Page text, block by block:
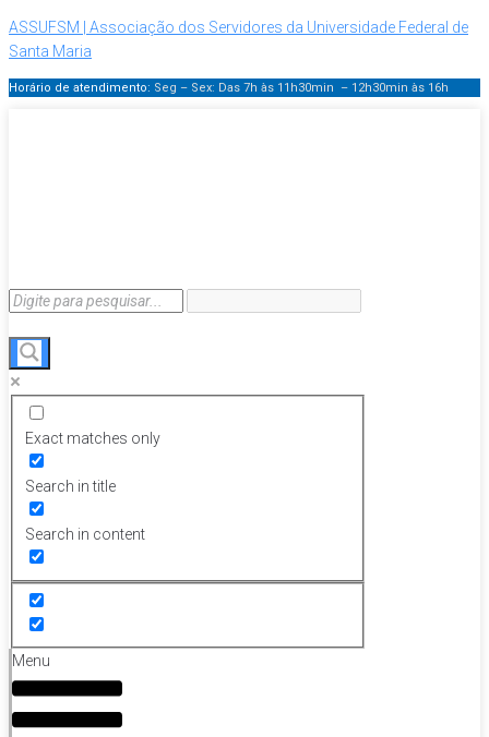
ASSUFSM | Associação dos Servidores da Universidade Federal de
Santa Maria
Horário de atendimento: Seg – Sex: Das 7h às 11h30min – 12h30min às 16h
Exact matches only
Search in title
Search in content
Menu